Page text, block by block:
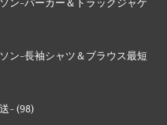
ン-パーカー＆トラックジャケ
ン-長袖シャツ＆ブラウス最短
- (98)